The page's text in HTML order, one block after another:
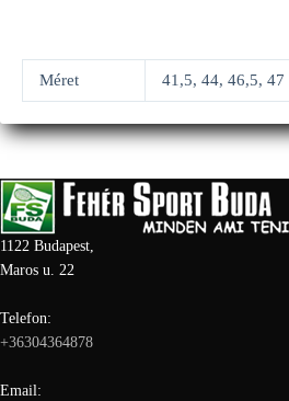
Méret 41,5, 44, 46,5, 47
1122 Budapest,
Maros u. 22
Telefon:
+36304364878
Email: